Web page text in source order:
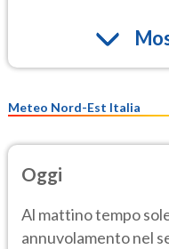
Meteo Nord-Est Italia
Oggi
Al mattino tempo
annuvolamento nel